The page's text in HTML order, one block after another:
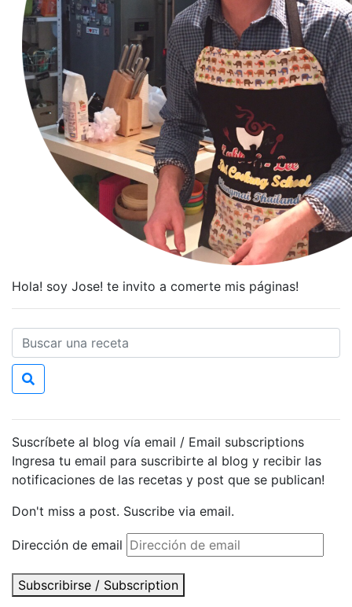
Hola! soy Jose! te invito a comerte mis páginas!
Suscríbete al blog vía email / Email subscriptions
Ingresa tu email para suscribirte al blog y recibir las
notificaciones de las recetas y post que se publican!
Don't miss a post. Suscribe via email.
Dirección de email
Subscribirse / Subscription